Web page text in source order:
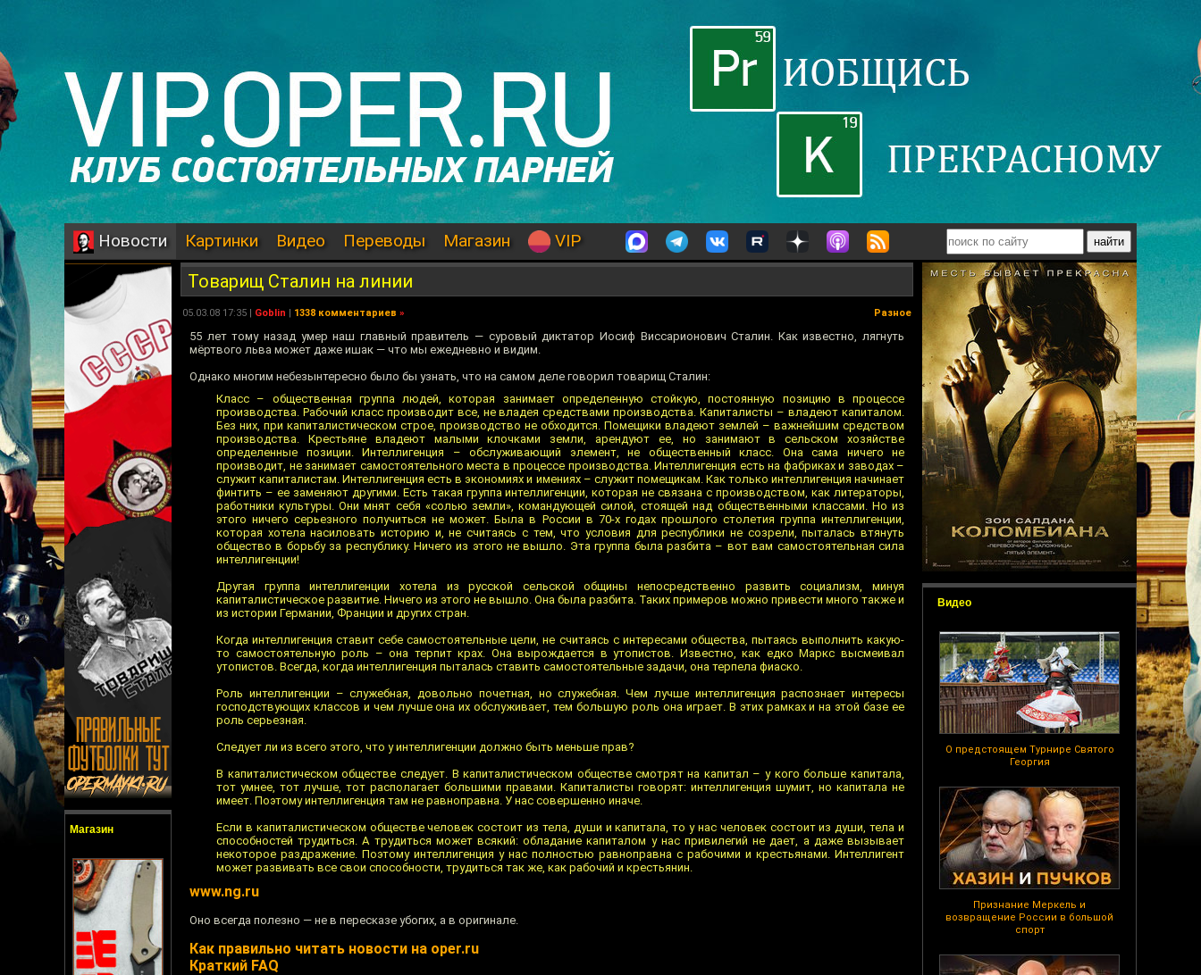
Новости Картинки Видео Переводы Магазин VIP
Магазин
Видео
О предстоящем Турнире Святого
Георгия
Признание Меркель и
возвращение России в большой
спорт
Товарищ Сталин на линии
05.03.08 17:35 | Goblin | 1338 комментариев » Разное
55 лет тому назад умер наш главный правитель — суровый диктатор Иосиф Виссарионович Сталин. Как известно, лягнуть
мёртвого льва может даже ишак — что мы ежедневно и видим.
Однако многим небезынтересно было бы узнать, что на самом деле говорил товарищ Сталин:
Класс – общественная группа людей, которая занимает определенную стойкую, постоянную позицию в процессе
производства. Рабочий класс производит все, не владея средствами производства. Капиталисты – владеют капиталом.
Без них, при капиталистическом строе, производство не обходится. Помещики владеют землей – важнейшим средством
производства. Крестьяне владеют малыми клочками земли, арендуют ее, но занимают в сельском хозяйстве
определенные позиции. Интеллигенция – обслуживающий элемент, не общественный класс. Она сама ничего не
производит, не занимает самостоятельного места в процессе производства. Интеллигенция есть на фабриках и заводах –
служит капиталистам. Интеллигенция есть в экономиях и имениях – служит помещикам. Как только интеллигенция начинает
финтить – ее заменяют другими. Есть такая группа интеллигенции, которая не связана с производством, как литераторы,
работники культуры. Они мнят себя «солью земли», командующей силой, стоящей над общественными классами. Но из
этого ничего серьезного получиться не может. Была в России в 70-х годах прошлого столетия группа интеллигенции,
которая хотела насиловать историю и, не считаясь с тем, что условия для республики не созрели, пыталась втянуть
общество в борьбу за республику. Ничего из этого не вышло. Эта группа была разбита – вот вам самостоятельная сила
интеллигенции!
Другая группа интеллигенции хотела из русской сельской общины непосредственно развить социализм, минуя
капиталистическое развитие. Ничего из этого не вышло. Она была разбита. Таких примеров можно привести много также и
из истории Германии, Франции и других стран.
Когда интеллигенция ставит себе самостоятельные цели, не считаясь с интересами общества, пытаясь выполнить какую-
то самостоятельную роль – она терпит крах. Она вырождается в утопистов. Известно, как едко Маркс высмеивал
утопистов. Всегда, когда интеллигенция пыталась ставить самостоятельные задачи, она терпела фиаско.
Роль интеллигенции – служебная, довольно почетная, но служебная. Чем лучше интеллигенция распознает интересы
господствующих классов и чем лучше она их обслуживает, тем большую роль она играет. В этих рамках и на этой базе ее
роль серьезная.
Следует ли из всего этого, что у интеллигенции должно быть меньше прав?
В капиталистическом обществе следует. В капиталистическом обществе смотрят на капитал – у кого больше капитала,
тот умнее, тот лучше, тот располагает большими правами. Капиталисты говорят: интеллигенция шумит, но капитала не
имеет. Поэтому интеллигенция там не равноправна. У нас совершенно иначе.
Если в капиталистическом обществе человек состоит из тела, души и капитала, то у нас человек состоит из души, тела и
способностей трудиться. А трудиться может всякий: обладание капиталом у нас привилегий не дает, а даже вызывает
некоторое раздражение. Поэтому интеллигенция у нас полностью равноправна с рабочими и крестьянами. Интеллигент
может развивать все свои способности, трудиться так же, как рабочий и крестьянин.
www.ng.ru
Оно всегда полезно — не в пересказе убогих, а в оригинале.
Как правильно читать новости на oper.ru
Краткий FAQ